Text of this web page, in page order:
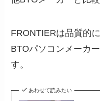
FRONTIERは品質的
BTOパソコンメーカ
す。
あわせて読みたい